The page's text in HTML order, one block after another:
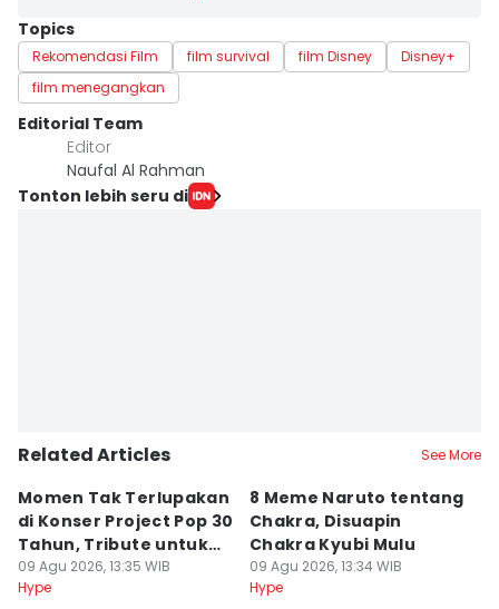
Topics
Rekomendasi Film film survival film Disney
Disney+
film menegangkan
Editorial Team
Editor
Naufal Al Rahman
Tonton lebih seru di
Related Articles See More
Momen Tak Terlupakan
di Konser Project Pop 30
Tahun, Tribute untuk
Oon
09 Agu 2026, 13:35 WIB
Hype
8 Meme Naruto tentang
Chakra, Disuapin
Chakra Kyubi Mulu
09 Agu 2026, 13:34 WIB
Hype